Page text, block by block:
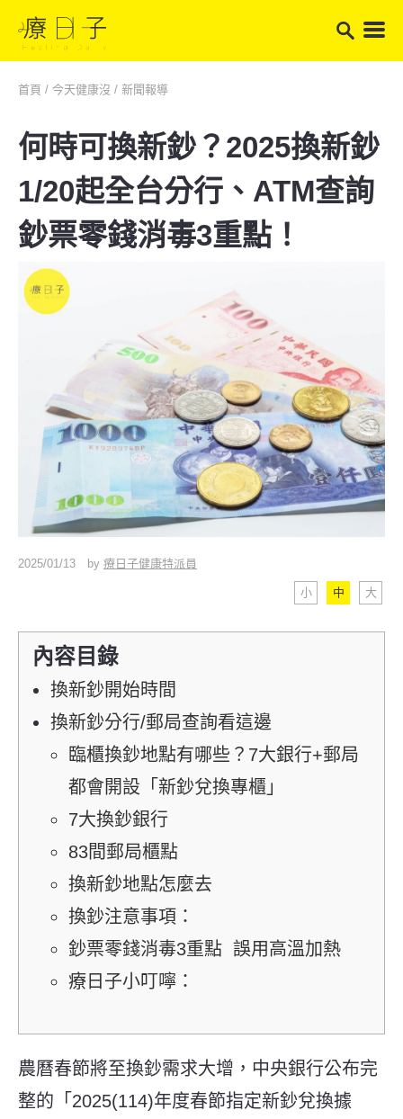
首頁 / 今天健康沒 / 新聞報導
何時可換新鈔？2025換新鈔
1/20起全台分行、ATM查詢
鈔票零錢消毒3重點！
2025/01/13 by 療日子健康特派員
小 中 大
內容目錄
換新鈔開始時間
換新鈔分行/郵局查詢看這邊
臨櫃換鈔地點有哪些？7大銀行+郵局
都會開設「新鈔兌換專櫃」
7大換鈔銀行
83間郵局櫃點
換新鈔地點怎麼去
換鈔注意事項：
鈔票零錢消毒3重點 誤用高溫加熱
療日子小叮嚀：
農曆春節將至換鈔需求大增， 中央銀行公布完
整的「2025(114)年度春節指定新鈔兌換據